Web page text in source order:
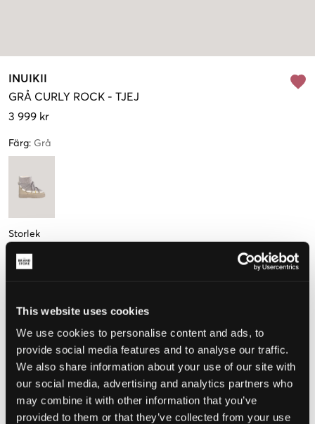
This website uses cookies
We use cookies to personalise content and ads, to
provide social media features and to analyse our traffic.
We also share information about your use of our site with
our social media, advertising and analytics partners who
may combine it with other information that you’ve
provided to them or that they’ve collected from your use
INUIKII
GRÅ CURLY ROCK - TJEJ
3 999 kr
Färg: Grå
Storlek
36 41
Mät foten för att välja rätt storlek
Upplevd storlek
Liten Perfekt Stor
STORLEKSGUIDE